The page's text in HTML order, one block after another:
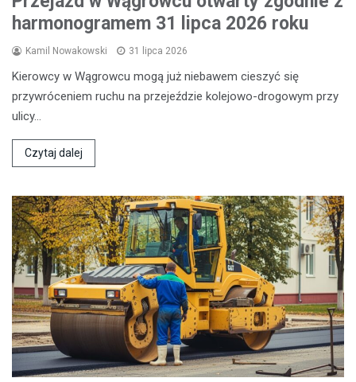
harmonogramem 31 lipca 2026 roku
Kamil Nowakowski 31 lipca 2026
Kierowcy w Wągrowcu mogą już niebawem cieszyć się
przywróceniem ruchu na przejeździe kolejowo-drogowym przy
ulicy…
Czytaj dalej